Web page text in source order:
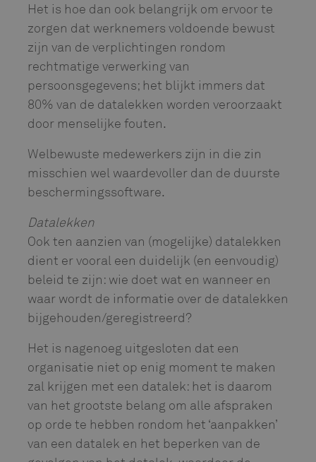
Het is hoe dan ook belangrijk om ervoor te
zorgen dat werknemers voldoende bewust
zijn van de verplichtingen rondom
rechtmatige verwerking van
persoonsgegevens; het blijkt immers dat
80% van de datalekken worden veroorzaakt
door menselijke fouten.
Welbewuste medewerkers zijn in die zin
misschien wel waardevoller dan de duurste
beschermingssoftware.
Datalekken
Ook ten aanzien van (mogelijke) datalekken
dient er vooral een duidelijk (en eenvoudig)
beleid te zijn: wie doet wat en wanneer en
waar wordt de informatie over de datalekken
bijgehouden/geregistreerd?
Het is nagenoeg uitgesloten dat een
organisatie niet op enig moment te maken
zal krijgen met een datalek: het is daarom
van het grootste belang om alle afspraken
op orde te hebben rondom het ‘aanpakken’
van een datalek en het beperken van de